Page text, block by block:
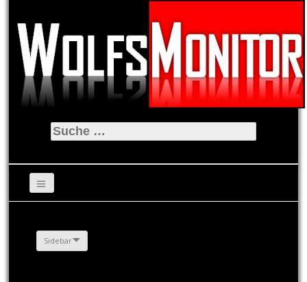
Suche
nach:
Sidebar